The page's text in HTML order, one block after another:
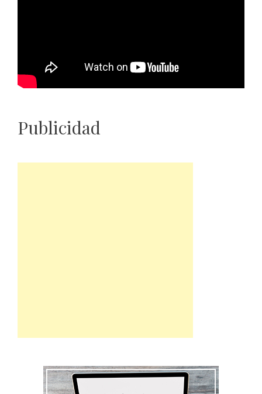
Publicidad